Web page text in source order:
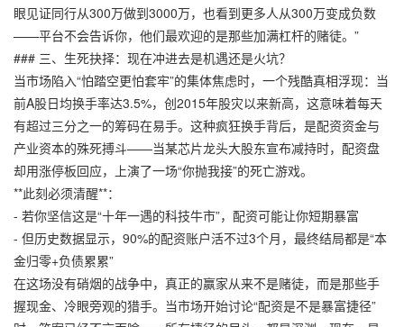
眼见证同行从300万做到3000万，也看到更多人从300万变成负数
——平台不会告诉你，他们最欢迎的是那些加满杠杆的赌徒。”
### 三、生死抉择：现在冲进去是机遇还是火坑？
当市场陷入“怕踏空更怕套牢”的集体焦虑时，一个残酷真相浮现：当
前A股日均换手率达3.5%，创2015年股灾以来新高，这意味着每天
有超过三分之一的筹码在易手。这种疯狂换手背后，是配资资金与
产业资本的殊死搏斗——当某芯片龙头大股东宣布减持时，配资盘
却用涨停板回应，上演了一场“你抛我接”的死亡游戏。
**此刻必须清醒**：
- 若你坚信这是“十年一遇的科技牛市”，配资可能让你短期暴富
- 但历史数据显示，90%的配资账户活不过3个月，最终结局都是“本
金归零+负债累累”
在这场没有硝烟的战争中，真正的赢家从来不是赌徒，而是那些手
握现金、冷眼旁观的猎手。当市场开始讨论“配资是不是暴富捷径”